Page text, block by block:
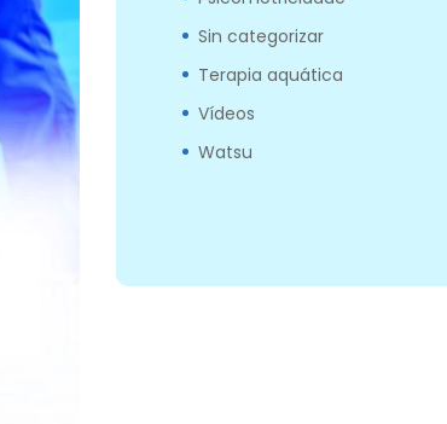
Sin categorizar
Terapia aquática
Vídeos
Watsu